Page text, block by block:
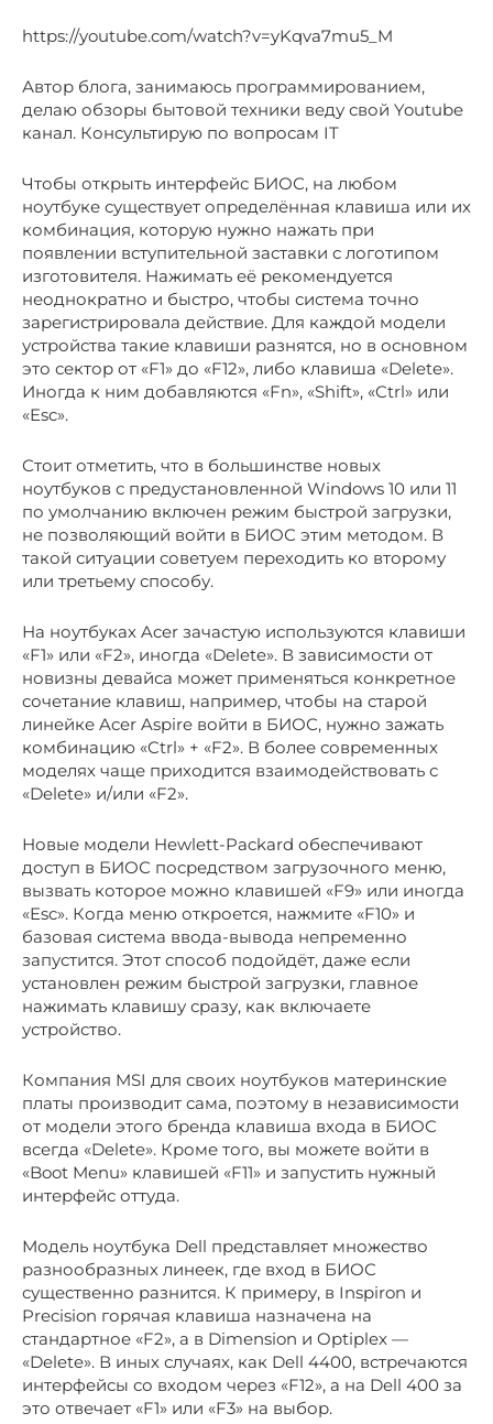
https://youtube.com/watch?v=yKqva7mu5_M
Автор блога, занимаюсь программированием,
делаю обзоры бытовой техники веду свой Youtube
канал. Консультирую по вопросам IT
Чтобы открыть интерфейс БИОС, на любом
ноутбуке существует определённая клавиша или их
комбинация, которую нужно нажать при
появлении вступительной заставки с логотипом
изготовителя. Нажимать её рекомендуется
неоднократно и быстро, чтобы система точно
зарегистрировала действие. Для каждой модели
устройства такие клавиши разнятся, но в основном
это сектор от «F1» до «F12», либо клавиша «Delete».
Иногда к ним добавляются «Fn», «Shift», «Ctrl» или
«Esc».
Стоит отметить, что в большинстве новых
ноутбуков с предустановленной Windows 10 или 11
по умолчанию включен режим быстрой загрузки,
не позволяющий войти в БИОС этим методом. В
такой ситуации советуем переходить ко второму
или третьему способу.
На ноутбуках Acer зачастую используются клавиши
«F1» или «F2», иногда «Delete». В зависимости от
новизны девайса может применяться конкретное
сочетание клавиш, например, чтобы на старой
линейке Acer Aspire войти в БИОС, нужно зажать
комбинацию «Ctrl» + «F2». В более современных
моделях чаще приходится взаимодействовать с
«Delete» и/или «F2».
Новые модели Hewlett-Packard обеспечивают
доступ в БИОС посредством загрузочного меню,
вызвать которое можно клавишей «F9» или иногда
«Esc». Когда меню откроется, нажмите «F10» и
базовая система ввода-вывода непременно
запустится. Этот способ подойдёт, даже если
установлен режим быстрой загрузки, главное
нажимать клавишу сразу, как включаете
устройство.
Компания MSI для своих ноутбуков материнские
платы производит сама, поэтому в независимости
от модели этого бренда клавиша входа в БИОС
всегда «Delete». Кроме того, вы можете войти в
«Boot Menu» клавишей «F11» и запустить нужный
интерфейс оттуда.
Модель ноутбука Dell представляет множество
разнообразных линеек, где вход в БИОС
существенно разнится. К примеру, в Inspiron и
Precision горячая клавиша назначена на
стандартное «F2», а в Dimension и Optiplex —
«Delete». В иных случаях, как Dell 4400, встречаются
интерфейсы со входом через «F12», а на Dell 400 за
это отвечает «F1» или «F3» на выбор.